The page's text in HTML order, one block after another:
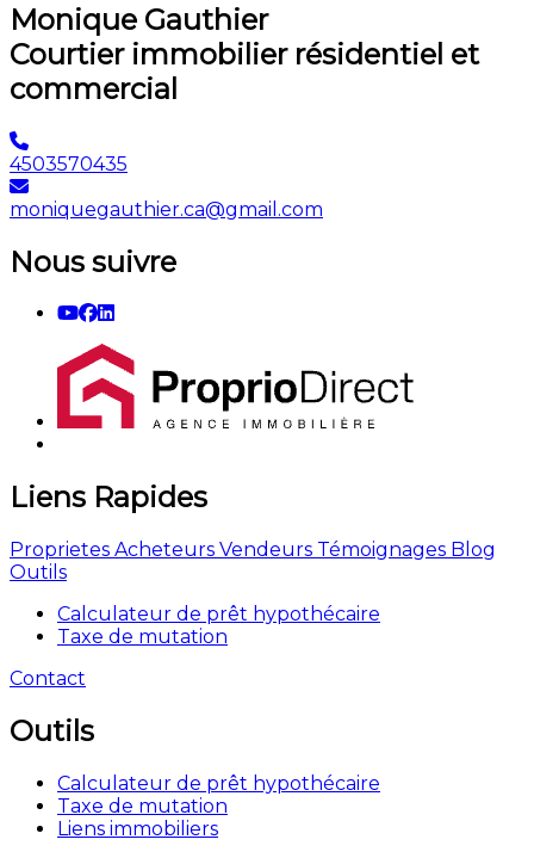
Monique Gauthier
Courtier immobilier résidentiel et
commercial
4503570435
moniquegauthier.ca@gmail.com
Nous suivre
Liens Rapides
Proprietes Acheteurs Vendeurs Témoignages Blog
Outils
Calculateur de prêt hypothécaire
Taxe de mutation
Contact
Outils
Calculateur de prêt hypothécaire
Taxe de mutation
Liens immobiliers